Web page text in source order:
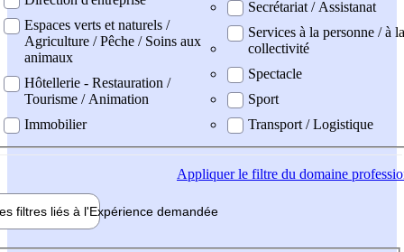
Espaces verts et naturels /
Agriculture / Pêche / Soins aux
animaux
Hôtellerie - Restauration /
Tourisme / Animation
Immobilier
Secrétariat / Assistanat
Services à la personne / à la
collectivité
Spectacle
Sport
Transport / Logistique
Appliquerle filtre du domaine
filtres liés à l'Expérience demandée